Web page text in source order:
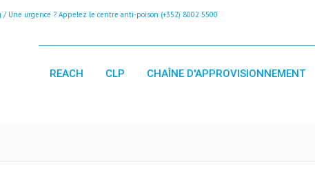
Une urgence ? Appelez le centre anti-poison (+352) 8002 5500
REACH CLP CHAÎNE D'APPROVISIONNEMENT